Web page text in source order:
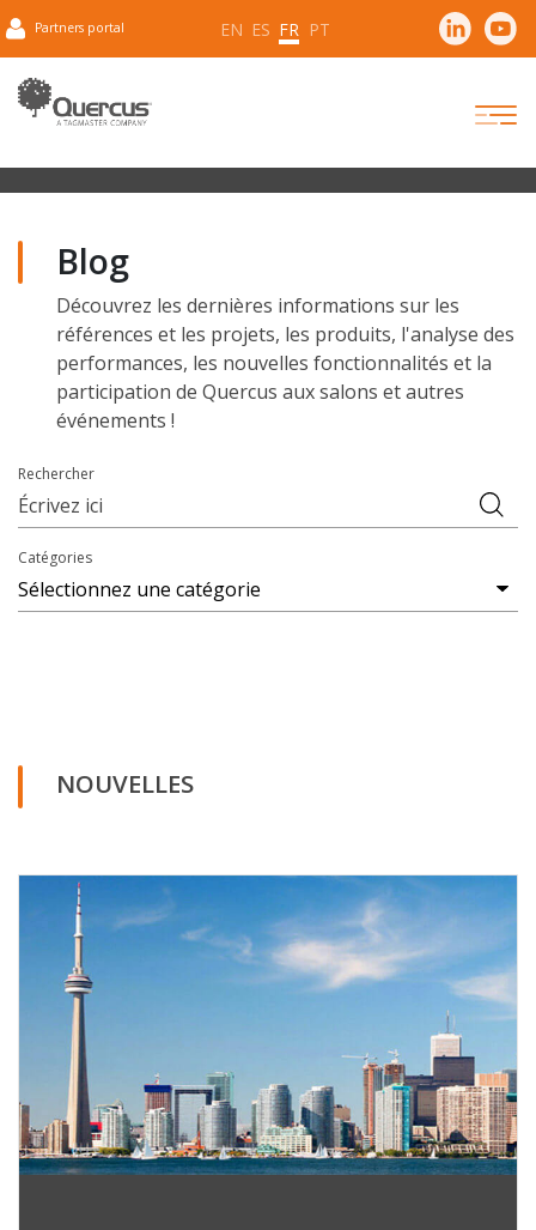
Partners portal EN ES FR PT
Blog
Découvrez les dernières informations sur les
références et les projets, les produits, l'analyse des
performances, les nouvelles fonctionnalités et la
participation de Quercus aux salons et autres
événements !
Rechercher
Catégories
NOUVELLES